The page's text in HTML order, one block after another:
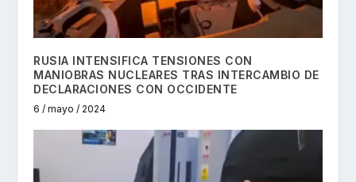
RUSIA INTENSIFICA TENSIONES CON
MANIOBRAS NUCLEARES TRAS INTERCAMBIO DE
DECLARACIONES CON OCCIDENTE
6 / mayo / 2024